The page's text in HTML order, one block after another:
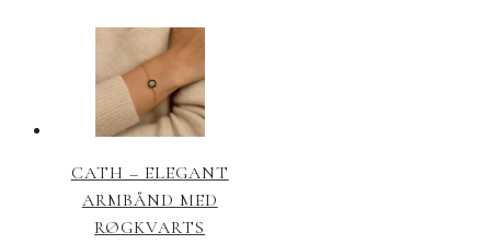
CATH – ELEGANT
ARMBÅND MED
RØGKVARTS